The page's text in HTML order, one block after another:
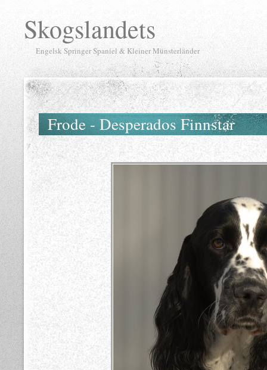
Skogslandets
Engelsk Springer Spaniel & Kleiner Münsterländer
Frode - Desperados Finnstar